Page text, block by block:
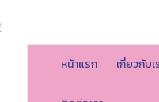
หน้าแรก เกี่ยวกับเ